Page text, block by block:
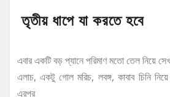
তৃতীয় ধাপে যা করতে হবে
এবার একটি বড় প্যানে পরিমাণ মতো তেল নিয়ে
এলাচ, একটু গোল মরিচ, লবঙ্গ, কাবাব চিনি
এরপর